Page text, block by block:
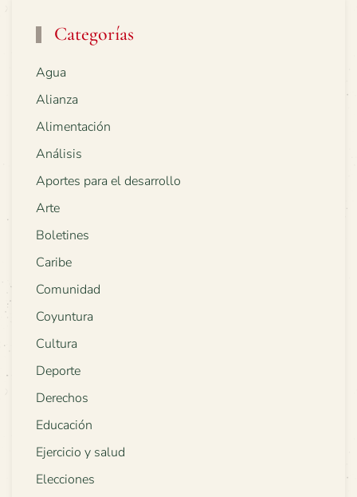
Categorías
Agua
Alianza
Alimentación
Análisis
Aportes para el desarrollo
Arte
Boletines
Caribe
Comunidad
Coyuntura
Cultura
Deporte
Derechos
Educación
Ejercicio y salud
Elecciones